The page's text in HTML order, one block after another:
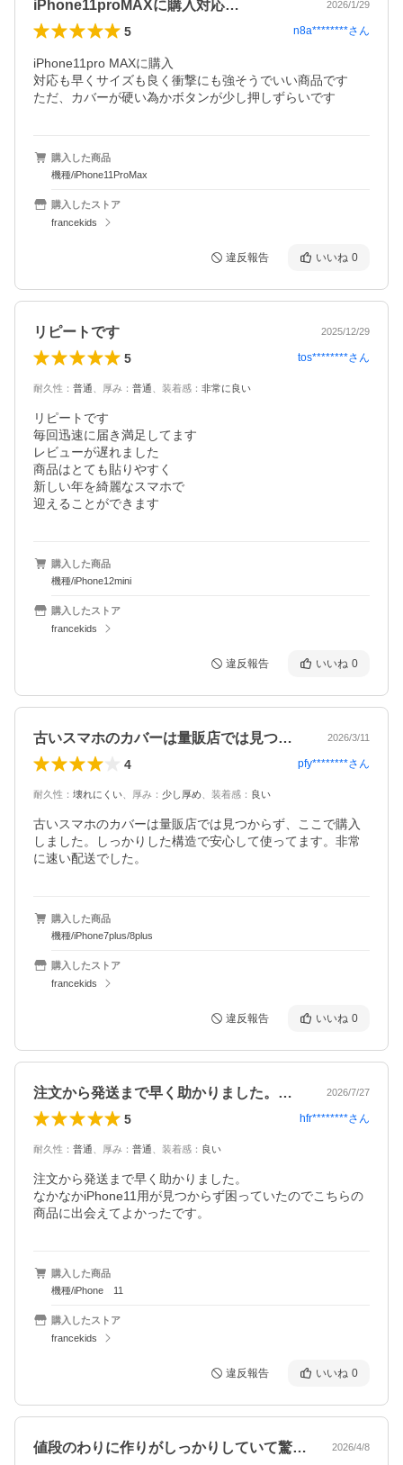
iPhone11proMAXに購入対応… 2026/1/29
5 n8a********さん
iPhone11pro MAXに購入
対応も早くサイズも良く衝撃にも強そうでいい商品です
ただ、カバーが硬い為かボタンが少し押しずらいです
購入した商品
機種/iPhone11ProMax
購入したストア
francekids
違反報告 いいね 0
リピートです 2025/12/29
5 tos********さん
耐久性 ： 普通 厚み ： 普通 装着感 ： 非常に良い
リピートです
毎回迅速に届き満足してます
レビューが遅れました
商品はとても貼りやすく
新しい年を綺麗なスマホで
迎えることができます
購入した商品
機種/iPhone12mini
購入したストア
francekids
違反報告 いいね 0
古いスマホのカバーは量販店では見つから… 2026/3/11
4 pfy********さん
耐久性 ： 壊れにくい 厚み ： 少し厚め 装着感 ： 良い
古いスマホのカバーは量販店では見つからず、ここで購入
しました。しっかりした構造で安心して使ってます。非常
に速い配送でした。
購入した商品
機種/iPhone7plus/8plus
購入したストア
francekids
違反報告 いいね 0
注文から発送まで早く助かりました。なか… 2026/7/27
5 hfr********さん
耐久性 ： 普通 厚み ： 普通 装着感 ： 良い
注文から発送まで早く助かりました。
なかなかiPhone11用が見つからず困っていたのでこちらの
商品に出会えてよかったです。
購入した商品
機種/iPhone 11
購入したストア
francekids
違反報告 いいね 0
値段のわりに作りがしっかりしていて驚き… 2026/4/8